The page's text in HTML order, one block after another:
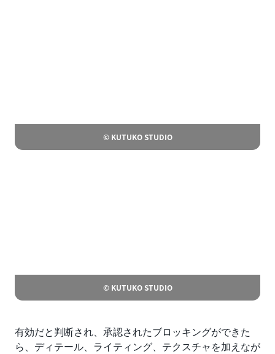
© KUTUKO STUDIO
© KUTUKO STUDIO
有効だと判断され、承認されたブロッキングができた
ら、ディテール、ライティング、テクスチャを加えなが